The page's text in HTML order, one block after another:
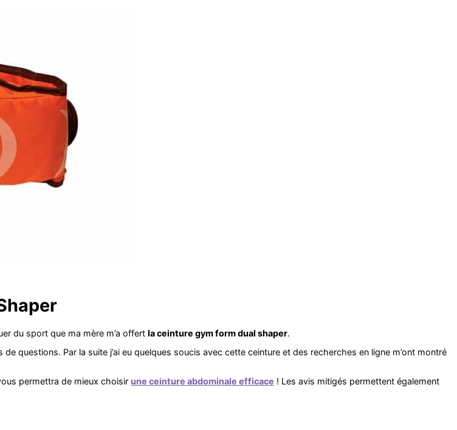
du sport que ma mère m’a offert la ceinture gym form dual shaper.
questions. Par la suite j’ai eu quelques soucis avec cette ceinture et des recherches en ligne m’ont montré
permettra de mieux choisir une ceinture abdominale efficace ! Les avis mitigés permettent également